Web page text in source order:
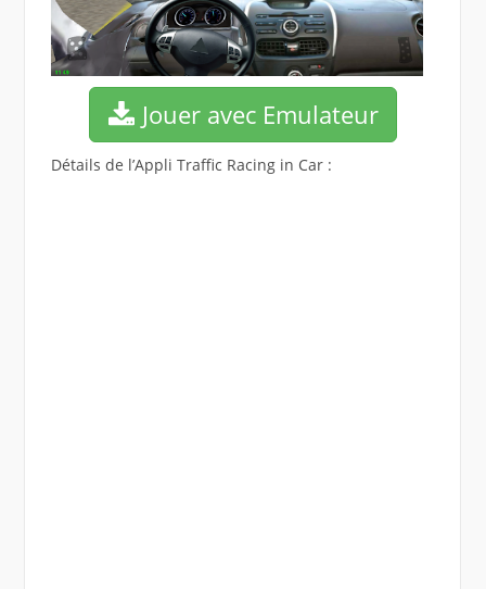
Jouer avec Emulateur
Détails de l’Appli Traffic Racing in Car :